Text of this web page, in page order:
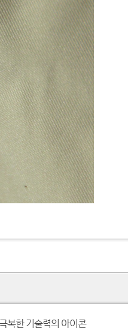
복한 기술력의 아이콘